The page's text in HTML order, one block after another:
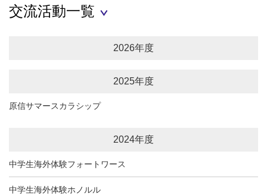
交流活動一覧
2026年度
2025年度
原信サマースカラシップ
2024年度
中学生海外体験フォートワース
中学生海外体験ホノルル